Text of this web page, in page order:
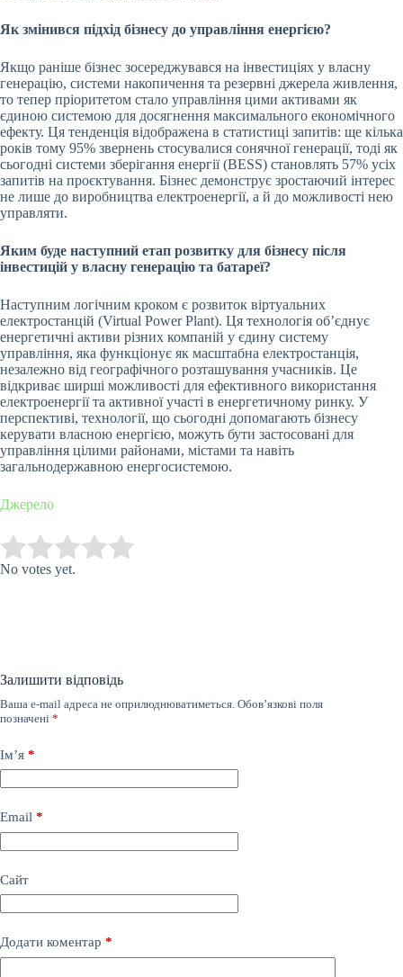
Як змінився підхід бізнесу до управління енергією?
Якщо раніше бізнес зосереджувався на інвестиціях у власну
генерацію, системи накопичення та резервні джерела живлення,
то тепер пріоритетом стало управління цими активами як
єдиною системою для досягнення максимального економічного
ефекту. Ця тенденція відображена в статистиці запитів: ще кілька
років тому 95% звернень стосувалися сонячної генерації, тоді як
сьогодні системи зберігання енергії (BESS) становлять 57% усіх
запитів на проєктування. Бізнес демонструє зростаючий інтерес
не лише до виробництва електроенергії, а й до можливості нею
управляти.
Яким буде наступний етап розвитку для бізнесу після
інвестицій у власну генерацію та батареї?
Наступним логічним кроком є розвиток віртуальних
електростанцій (Virtual Power Plant). Ця технологія об’єднує
енергетичні активи різних компаній у єдину систему
управління, яка функціонує як масштабна електростанція,
незалежно від географічного розташування учасників. Це
відкриває ширші можливості для ефективного використання
електроенергії та активної участі в енергетичному ринку. У
перспективі, технології, що сьогодні допомагають бізнесу
керувати власною енергією, можуть бути застосовані для
управління цілими районами, містами та навіть
загальнодержавною енергосистемою.
Джерело
Rate this item:
No votes yet.
Залишити відповідь
Ваша e-mail адреса не оприлюднюватиметься. Обов’язкові поля
позначені *
Ім’я *
Email *
Сайт
Додати коментар *